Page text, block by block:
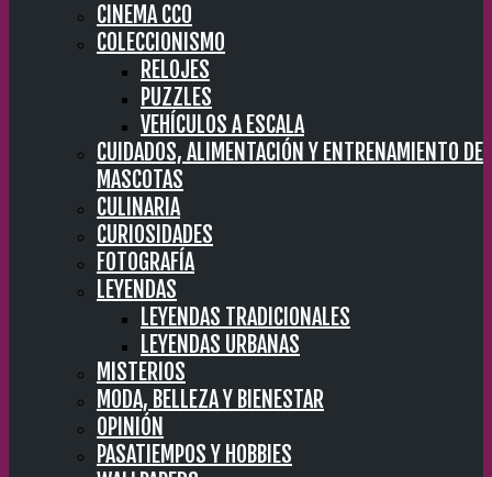
CINEMA CC0
COLECCIONISMO
RELOJES
PUZZLES
VEHÍCULOS A ESCALA
CUIDADOS, ALIMENTACIÓN Y ENTRENAMIENTO DE
MASCOTAS
CULINARIA
CURIOSIDADES
FOTOGRAFÍA
LEYENDAS
LEYENDAS TRADICIONALES
LEYENDAS URBANAS
MISTERIOS
MODA, BELLEZA Y BIENESTAR
OPINIÓN
PASATIEMPOS Y HOBBIES